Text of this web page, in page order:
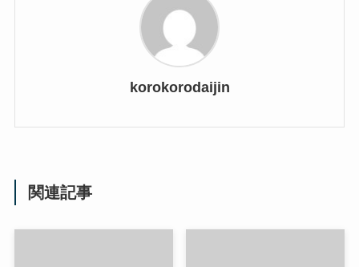
korokorodaijin
関連記事